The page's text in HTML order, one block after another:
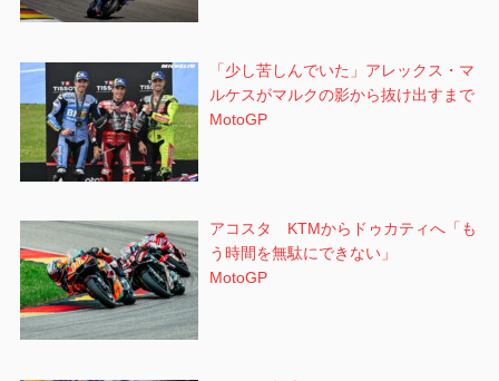
「少し苦しんでいた」アレックス・マ
ルケスがマルクの影から抜け出すまで
MotoGP
アコスタ KTMからドゥカティへ「も
う時間を無駄にできない」
MotoGP